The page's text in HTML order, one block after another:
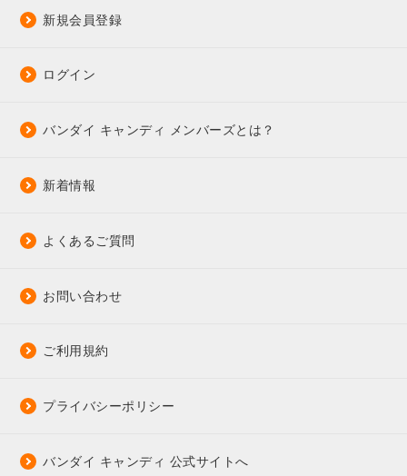
新規会員登録
ログイン
バンダイ キャンディ メンバーズとは？
新着情報
よくあるご質問
お問い合わせ
ご利用規約
プライバシーポリシー
バンダイ キャンディ 公式サイトへ